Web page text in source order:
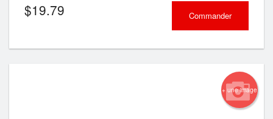
$19.79 Commander
+ une image